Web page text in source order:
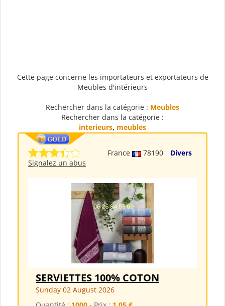
Cette page concerne les importateurs et exportateurs de
Meubles d'intérieurs
Rechercher dans la catégorie : Meubles
Rechercher dans la catégorie :
interieurs, meubles
France 78190
Divers
Signalez un abus
SERVIETTES 100% COTON
Sunday 02 August 2026